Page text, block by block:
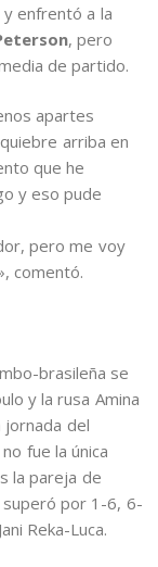
enfrentó a la
, pero
de partido.
apartes
arriba en
que he
y eso pude
pero me voy
comentó.
brasileña se
y la rusa Amina
jornada del
fue la única
la pareja de
superó por 1-6, 6-
Reka-Luca.